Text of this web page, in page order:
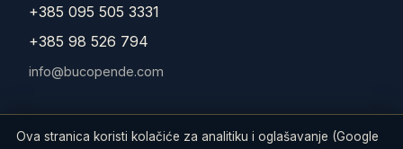
+385 095 505 3331
+385 98 526 794
info@bucopende.com
Ova stranica koristi kolačiće za analitiku i oglašavanje (Google